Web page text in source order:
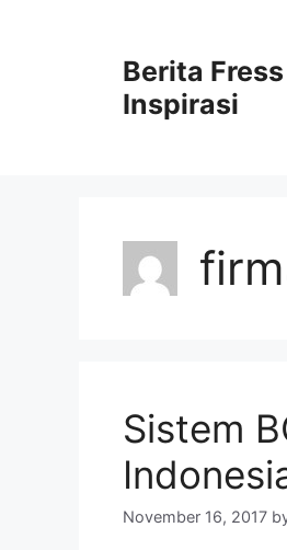
Berita
Inspirasi
Sistem
November 16, 2017